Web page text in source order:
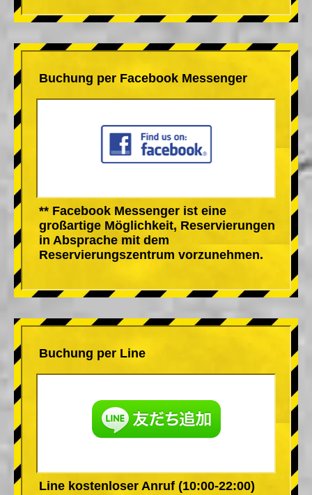
Buchung per Facebook Messenger
** Facebook Messenger ist eine
großartige Möglichkeit, Reservierungen
in Absprache mit dem
Reservierungszentrum vorzunehmen.
Buchung per Line
Line kostenloser Anruf (10:00-22:00)